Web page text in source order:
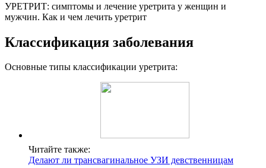
УРЕТРИТ: симптомы и лечение уретрита у женщин и
мужчин. Как и чем лечить уретрит
Классификация заболевания
Основные типы классификации уретрита:
Читайте также:
Делают ли трансвагинальное УЗИ девственницам